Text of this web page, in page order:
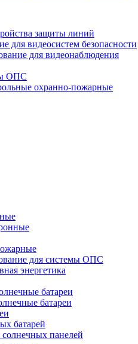
защиты линий
для видеосистем безопасности
для видеонаблюдения
ОПС
охранно-пожарные
для системы ОПС
энергетика
батареи
батареи
батарей
панелей